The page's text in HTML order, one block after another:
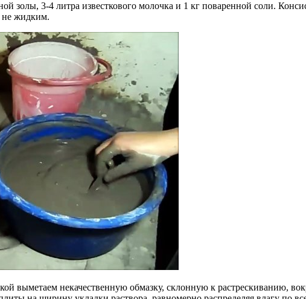
золы, 3-4 литра известкового молочка и 1 кг поваренной соли.
не жидким.
выметаем некачественную обмазку, склонную к растрескиванию,